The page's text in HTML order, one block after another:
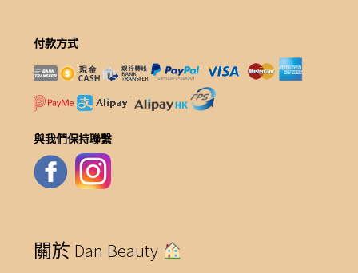
付款方式
與我們保持聯繫
關於 Dan Beauty